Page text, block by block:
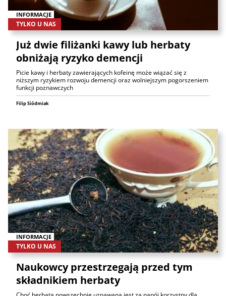
INFORMACJE
TYLKO U NAS
Już dwie filiżanki kawy lub herbaty
obniżają ryzyko demencji
Picie kawy i herbaty zawierających kofeinę może wiązać się z
niższym ryzykiem rozwoju demencji oraz wolniejszym pogorszeniem
funkcji poznawczych
Filip Siódmiak
INFORMACJE
TYLKO U NAS
Naukowcy przestrzegają przed tym
składnikiem herbaty